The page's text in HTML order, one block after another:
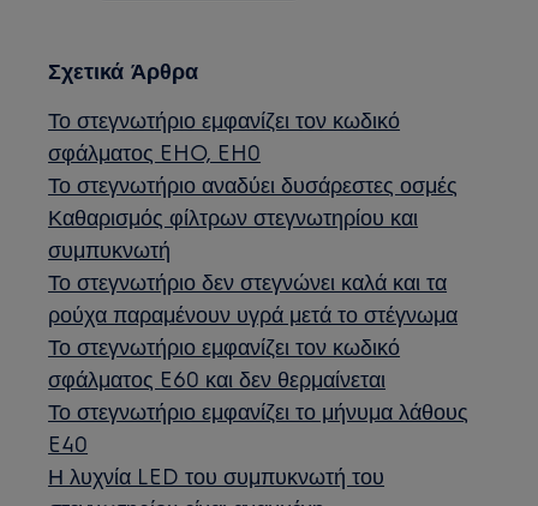
Σχετικά Άρθρα
Το στεγνωτήριο εμφανίζει τον κωδικό
σφάλματος EHO, EH0
Το στεγνωτήριο αναδύει δυσάρεστες οσμές
Καθαρισμός φίλτρων στεγνωτηρίου και
συμπυκνωτή
Το στεγνωτήριο δεν στεγνώνει καλά και τα
ρούχα παραμένουν υγρά μετά το στέγνωμα
Το στεγνωτήριο εμφανίζει τον κωδικό
σφάλματος E60 και δεν θερμαίνεται
Το στεγνωτήριο εμφανίζει το μήνυμα λάθους
E40
Η λυχνία LED του συμπυκνωτή του